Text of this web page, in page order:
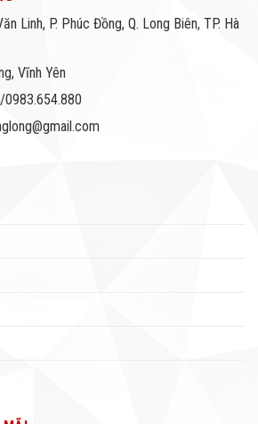
Linh, P. Phúc Đồng, Q. Long Biên, TP. Hà
Vĩnh Yên